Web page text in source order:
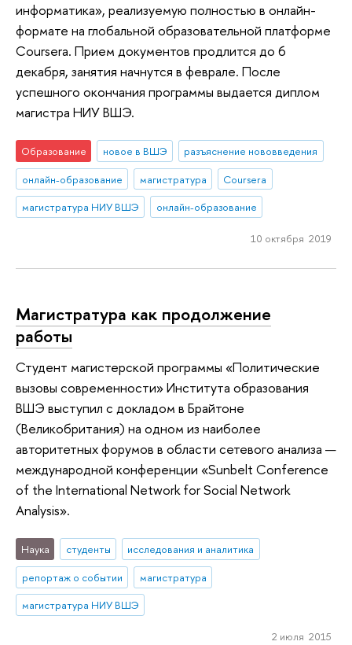
информатика», реализуемую полностью в онлайн-
формате на глобальной образовательной платформе
Coursera. Прием документов продлится до 6
декабря, занятия начнутся в феврале. После
успешного окончания программы выдается диплом
магистра НИУ ВШЭ.
Образование новое в ВШЭ
разъяснение нововведения
онлайн-образование
магистратура
Coursera
магистратура НИУ ВШЭ
онлайн-образование
10 октября 2019
Магистратура как продолжение
работы
Студент магистерской программы «Политические
вызовы современности» Института образования
ВШЭ выступил с докладом в Брайтоне
(Великобритания) на одном из наиболее
авторитетных форумов в области сетевого анализа —
международной конференции «Sunbelt Conference
of the International Network for Social Network
Analysis».
Наука студенты
исследования и аналитика
репортаж о событии
магистратура
магистратура НИУ ВШЭ
2 июля 2015